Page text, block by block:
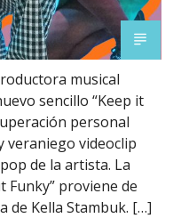
musical
sencillo “Keep it
personal
veraniego videoclip
de la artista. La
Funky” proviene de
de Kella Stambuk. […]